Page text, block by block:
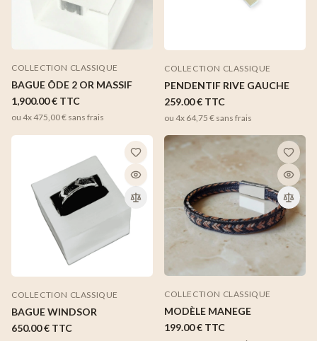
COLLECTION CLASSIQUE
BAGUE ÔDE 2 OR MASSIF
1,900.00 € TTC
ou 4x475,00 € sans frais
COLLECTION CLASSIQUE
PENDENTIF RIVE GAUCHE
259.00 € TTC
ou 4x 64,75 € sans frais
COLLECTION CLASSIQUE
BAGUE WINDSOR
650.00 € TTC
COLLECTION CLASSIQUE
MODÈLE MANEGE
199.00 € TTC